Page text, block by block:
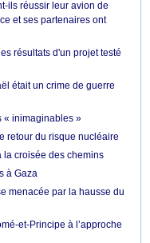
ils réussir leur avion de
et ses partenaires ont
résultats d'un projet testé
était un crime de guerre
« inimaginables »
retour du risque nucléaire
la croisée des chemins
à Gaza
menacée par la hausse du
et-Principe à l’approche